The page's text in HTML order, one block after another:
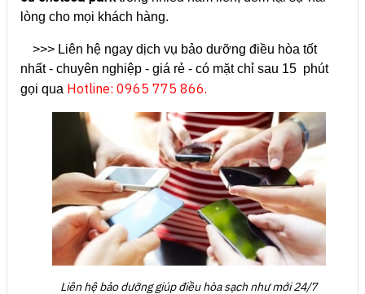
lòng cho mọi khách hàng.
>>> Liên hệ ngay dịch vụ bảo dưỡng điều hòa tốt
nhất - chuyên nghiệp - giá rẻ - có mặt chỉ sau 15 phút
gọi qua Hotline: 0965 775 866.
Liên hệ bảo dưỡng giúp điều hòa sạch như mới 24/7